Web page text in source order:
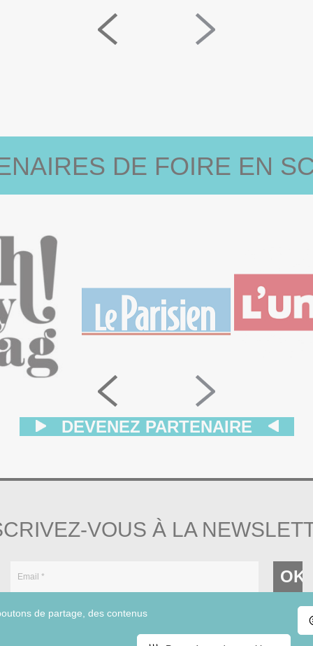
DE FOIRE EN
DEVENEZ PARTENAIRE
VOUS À LA
En cochant cette case, vous acceptez nos conditions
de partage, des contenus